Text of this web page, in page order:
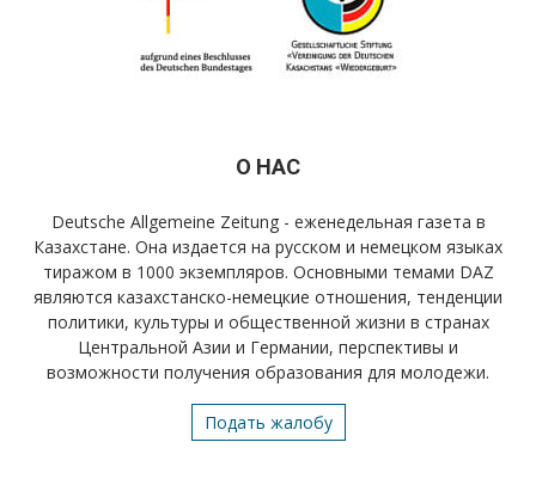
О НАС
Deutsche Allgemeine Zeitung - еженедельная газета в
Казахстане. Она издается на русском и немецком языках
тиражом в 1000 экземпляров. Основными темами DAZ
являются казахстанско-немецкие отношения, тенденции
политики, культуры и общественной жизни в странах
Центральной Азии и Германии, перспективы и
возможности получения образования для молодежи.
Подать жалобу